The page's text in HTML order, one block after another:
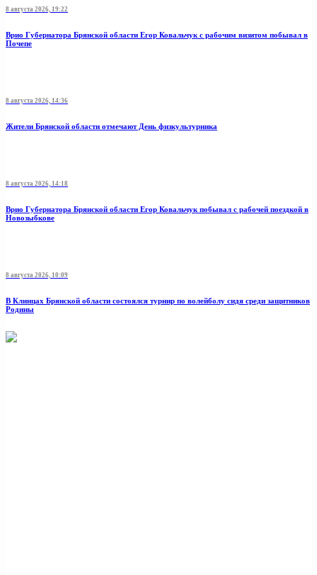
8 августа 2026, 19:22
Врио Губернатора Брянской области Егор Ковальчук с рабочим визитом побывал в
Почепе
8 августа 2026, 14:36
Жители Брянской области отмечают День физкультурника
8 августа 2026, 14:18
Врио Губернатора Брянской области Егор Ковальчук побывал с рабочей поездкой в
Новозыбкове
8 августа 2026, 10:09
В Клинцах Брянской области состоялся турнир по волейболу сидя среди защитников
Родины